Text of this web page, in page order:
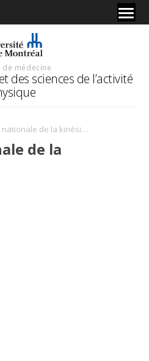
de médecine
des sciences de l’activité
Semaine nationale de la kinésiologie
de la